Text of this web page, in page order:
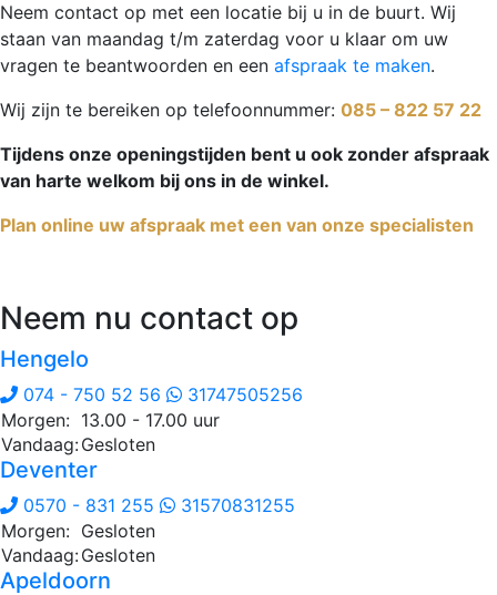
Neem contact op met een locatie bij u in de buurt. Wij
staan van maandag t/m zaterdag voor u klaar om uw
vragen te beantwoorden en een afspraak te maken.
Wij zijn te bereiken op telefoonnummer: 085 – 822 57 22
Tijdens onze openingstijden bent u ook zonder afspraak
van harte welkom bij ons in de winkel.
Plan online uw afspraak met een van onze specialisten
Neem nu contact op
Hengelo
074 - 750 52 56
31747505256
Morgen: 13.00 - 17.00 uur
Vandaag:Gesloten
Deventer
0570 - 831 255
31570831255
Morgen: Gesloten
Vandaag:Gesloten
Apeldoorn